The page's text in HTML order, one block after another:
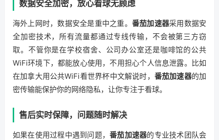
数据安全加密，放心看球无顾虑
海外上网时，数据安全是重中之重。 番茄加速器采用数据安
全加密技术，所有流量都通过专线传输，不会被第三方窃
取。不管你是在学校宿舍、公司办公室还是咖啡馆的公共
WiFi环境下，都能放心使用，不用担心个人信息泄露。比如
在加拿大用公共WiFi看世界杯中文解说时， 番茄加速器的加
密传输能保护你的网络隐私，让你专注于看球。
售后实时保障，问题随时解决
如果在使用过程中遇到问题，番茄加速器的专业技术团队会